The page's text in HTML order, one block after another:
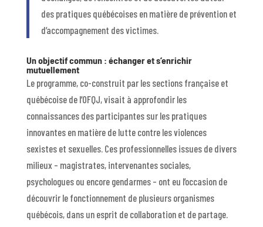
des pratiques québécoises en matière de prévention et
d’accompagnement des victimes.
Un objectif commun : échanger et s’enrichir
mutuellement
Le programme, co-construit par les sections française et
québécoise de l’OFQJ, visait à approfondir les
connaissances des participantes sur les pratiques
innovantes en matière de lutte contre les violences
sexistes et sexuelles. Ces professionnelles issues de divers
milieux – magistrates, intervenantes sociales,
psychologues ou encore gendarmes – ont eu l’occasion de
découvrir le fonctionnement de plusieurs organismes
québécois, dans un esprit de collaboration et de partage.